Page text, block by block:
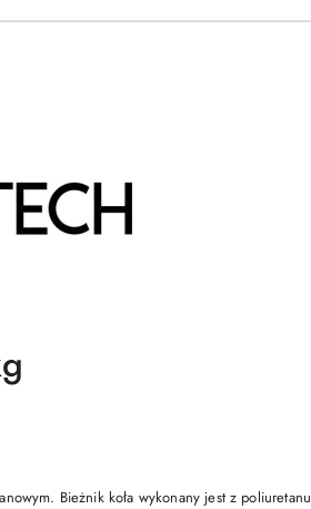
Bieżnik koła wykonany jest z poliuretanu